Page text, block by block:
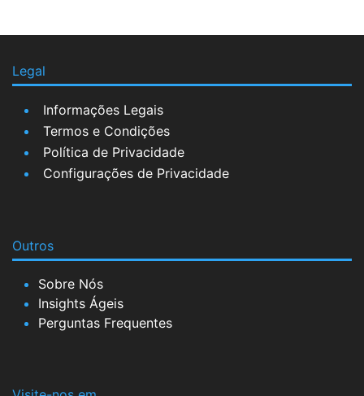
Legal
Informações Legais
Termos e Condições
Política de Privacidade
Configurações de Privacidade
Outros
Sobre Nós
Insights Ágeis
Perguntas Frequentes